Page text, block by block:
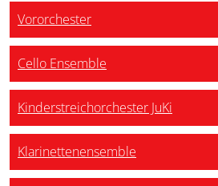
Vororchester
Cello Ensemble
Kinderstreichorchester JuKi
Klarinettenensemble